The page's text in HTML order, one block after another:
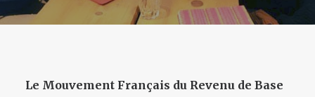
Le Mouvement Français du Revenu de Base